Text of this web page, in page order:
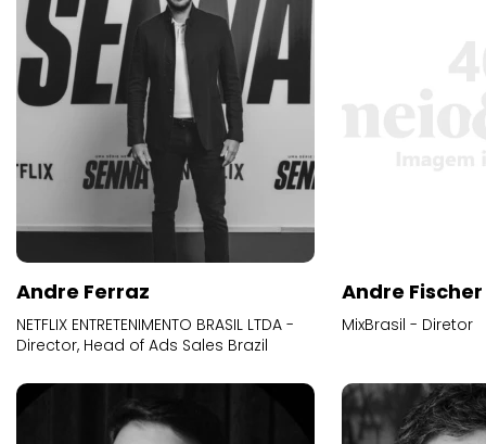
Andre Ferraz
NETFLIX ENTRETENIMENTO BRASIL LTDA -
Director, Head of Ads Sales Brazil
Andre Fischer
MixBrasil - Diretor